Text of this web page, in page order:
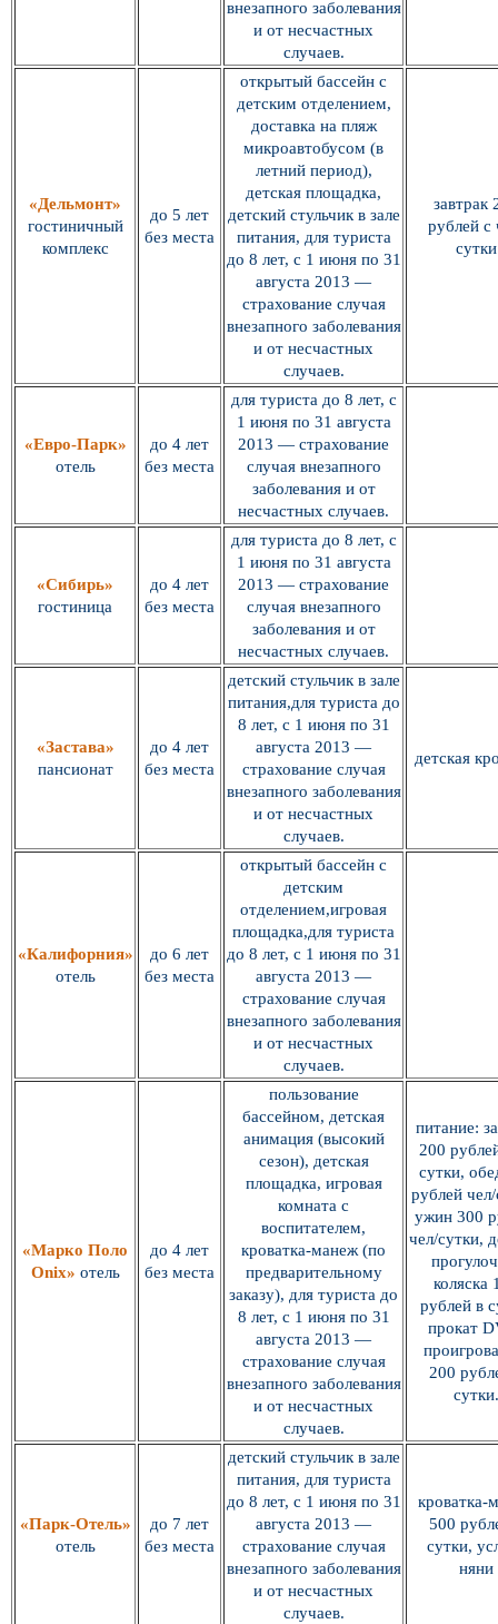
внезапного заболевания
и от несчастных
случаев.
«Дельмонт»
гостиничный
комплекс
до 5 лет
без места
открытый бассейн с
детским отделением,
доставка на пляж
микроавтобусом (в
летний период),
детская площадка,
детский стульчик в зале
питания, для туриста
до 8 лет, с 1 июня по 31
августа 2013 —
страхование случая
внезапного заболевания
и от несчастных
случаев.
завтрак
рублей с
сутки
«Евро-Парк»
отель
до 4 лет
без места
для туриста до 8 лет, с
1 июня по 31 августа
2013 — страхование
случая внезапного
заболевания и от
несчастных случаев.
«Сибирь»
гостиница
до 4 лет
без места
для туриста до 8 лет, с
1 июня по 31 августа
2013 — страхование
случая внезапного
заболевания и от
несчастных случаев.
«Застава»
пансионат
до 4 лет
без места
детский стульчик в зале
питания,для туриста до
8 лет, с 1 июня по 31
августа 2013 —
страхование случая
внезапного заболевания
и от несчастных
случаев.
детская
«Калифорния»
отель
до 6 лет
без места
открытый бассейн с
детским
отделением,игровая
площадка,для туриста
до 8 лет, с 1 июня по 31
августа 2013 —
страхование случая
внезапного заболевания
и от несчастных
случаев.
«Марко Поло
Onix» отель
до 4 лет
без места
пользование
бассейном, детская
анимация (высокий
сезон), детская
площадка, игровая
комната с
воспитателем,
кроватка-манеж (по
предварительному
заказу), для туриста до
8 лет, с 1 июня по 31
августа 2013 —
страхование случая
внезапного заболевания
и от несчастных
случаев.
питание:
200
сутки,
рублей
ужин 300
чел/сутки,
коляска
рублей в
прокат
200
сутки.
«Парк-Отель»
отель
до 7 лет
без места
детский стульчик в зале
питания, для туриста
до 8 лет, с 1 июня по 31
августа 2013 —
страхование случая
внезапного заболевания
и от несчастных
случаев.
кроватка-
500
сутки,
няни